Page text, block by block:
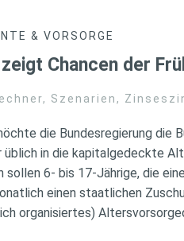
& VORSORGE
Chancen der
, Szenarien ,
die Bundesregierung die
üblich in die kapitalgedeckte
sollen 6- bis 17-Jährige, die
einen staatlichen
organisiertes)